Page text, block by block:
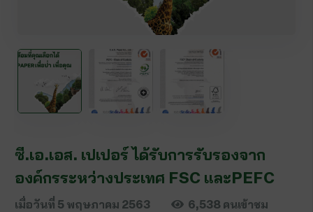
ซี.เอ.เอส. เปเปอร์ ได้รับการรับรองจาก
องค์กรระหว่างประเทศ FSC และPEFC
เมื่อวันที่ 5 พฤษภาคม 2563 6,538 คนเข้าชม